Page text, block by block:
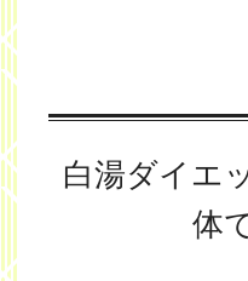
白湯ダイエ
体